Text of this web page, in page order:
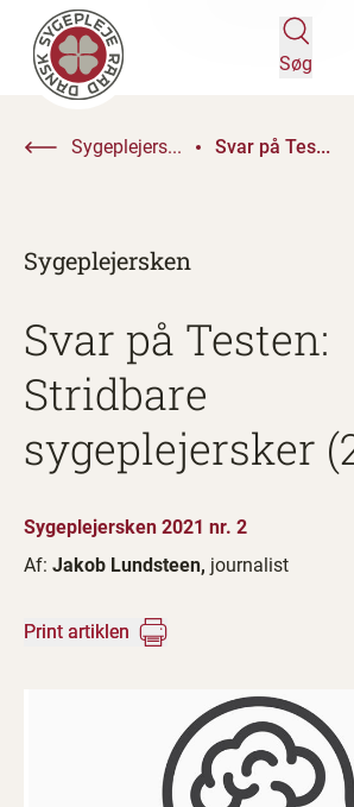
Søg
Sygeplejers... Svar på Tes...
Sygeplejersken
Svar på Testen:
Stridbare
sygeplejersker
Sygeplejersken 2021 nr. 2
Af: Jakob Lundsteen, journalist
Print artiklen